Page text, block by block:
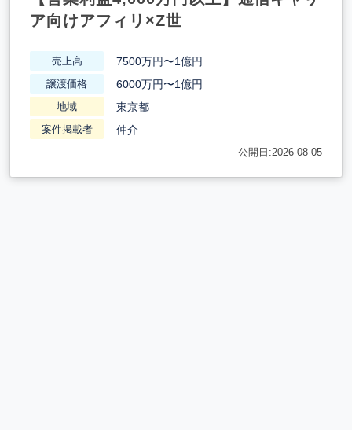
ア向けアフィリ×Z世
売上高 7500万円〜1億円
譲渡価格 6000万円〜1億円
地域 東京都
案件掲載者 仲介
公開日:2026-08-05